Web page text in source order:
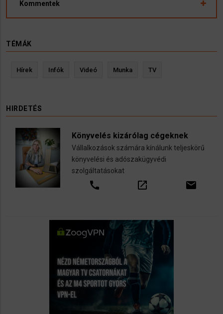
Kommentek
TÉMÁK
Hírek Infók Videó Munka TV
HIRDETÉS
Könyvelés kizárólag cégeknek
Vállalkozások számára kínálunk teljeskörű
könyvelési és adószakügyvédi
szolgáltatásokat
call open_in_new email